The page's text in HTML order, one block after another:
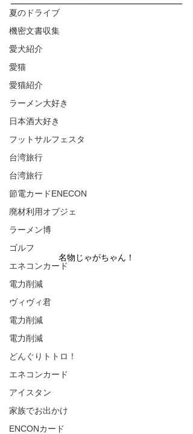
夏のドライブ
機密文書収集
愛犬紹介
愛猫
愛猫紹介
ラーメン大好き
日本酒大好き
フットサルフェスタ
台湾旅行
台湾旅行
節電カードENECON
廃材利用オブジェ
ラーメン博
ゴルフ
エネコンカード
電力削減
ヴィヴィ君
電力削減
電力削減
どんぐりトトロ！
エネコンカード
アイスタン
家族でお出かけ
ENCONカード
名物じゃがちゃん！